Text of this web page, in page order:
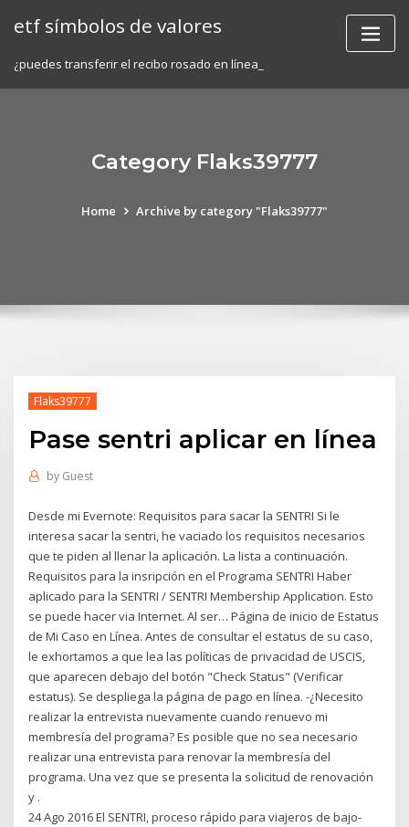
etf símbolos de valores
¿puedes transferir el recibo rosado en línea_
Category Flaks39777
Home Archive by category "Flaks39777"
Flaks39777
Pase sentri aplicar en línea
by Guest
Desde mi Evernote: Requisitos para sacar la SENTRI Si le
interesa sacar la sentri, he vaciado los requisitos necesarios
que te piden al llenar la aplicación. La lista a continuación.
Requisitos para la insripción en el Programa SENTRI Haber
aplicado para la SENTRI / SENTRI Membership Application. Esto
se puede hacer via Internet. Al ser… Página de inicio de Estatus
de Mi Caso en Línea. Antes de consultar el estatus de su caso,
le exhortamos a que lea las políticas de privacidad de USCIS,
que aparecen debajo del botón "Check Status" (Verificar
estatus). Se despliega la página de pago en línea. -¿Necesito
realizar la entrevista nuevamente cuando renuevo mi
membresía del programa? Es posible que no sea necesario
realizar una entrevista para renovar la membresía del
programa. Una vez que se presenta la solicitud de renovación
y .
24 Ago 2016 El SENTRI, proceso rápido para viajeros de bajo-